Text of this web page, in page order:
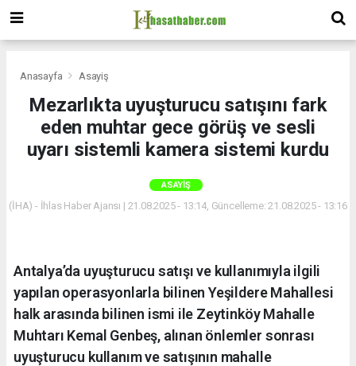
Anasayfa Asayiş
Mezarlıkta uyuşturucu satışını fark
eden muhtar gece görüş ve sesli
uyarı sistemli kamera sistemi kurdu
ASAYIŞ
(İHA) - İhlas Haber Ajansı | 21.08.2025 - 13:14, Güncelleme: 21.08.2025 - 13:16
Antalya’da uyuşturucu satışı ve kullanımıyla ilgili
yapılan operasyonlarla bilinen Yeşildere Mahallesi
halk arasında bilinen ismi ile Zeytinköy Mahalle
Muhtarı Kemal Genbeş, alınan önlemler sonrası
uyuşturucu kullanım ve satışının mahalle